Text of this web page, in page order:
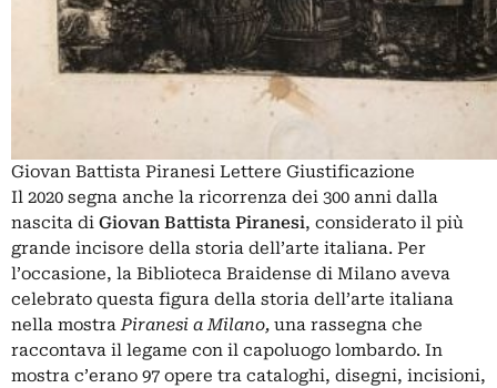
Giovan Battista Piranesi Lettere Giustificazione
Il 2020 segna anche la ricorrenza dei 300 anni dalla
nascita di Giovan Battista Piranesi, considerato il più
grande incisore della storia dell’arte italiana. Per
l’occasione, la Biblioteca Braidense di Milano aveva
celebrato questa figura della storia dell’arte italiana
nella mostraPiranesi a Milano, una rassegna che
raccontava il legame con il capoluogo lombardo. In
mostra c’erano 97 opere tra cataloghi, disegni, incisioni,